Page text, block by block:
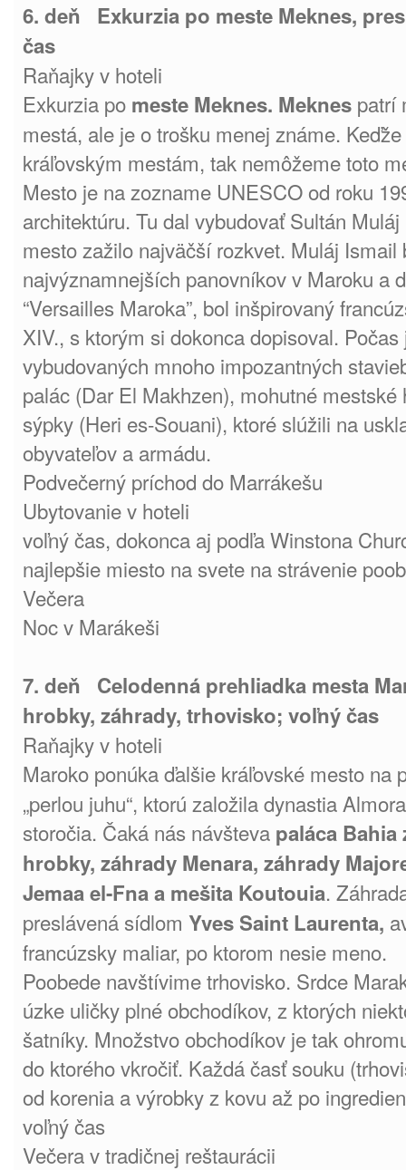
6. deň Exkurzia po meste Meknes,
čas
Raňajky v hoteli
Exkurzia po meste Meknes. Meknes patrí
mestá, ale je o trošku menej známe.
kráľovským mestám, tak nemôžeme toto
Mesto je na zozname UNESCO od roku
architektúru. Tu dal vybudovať Sultán
mesto zažilo najväčší rozkvet. Muláj Ismail
najvýznamnejších panovníkov v Maroku a
“Versailles Maroka”, bol inšpirovaný
XIV., s ktorým si dokonca dopisoval.
vybudovaných mnoho impozantných
palác (Dar El Makhzen), mohutné
sýpky (Heri es-Souani), ktoré slúžili na
obyvateľov a armádu.
Podvečerný príchod do Marrákešu
Ubytovanie v hoteli
voľný čas, dokonca aj podľa Winstona
najlepšie miesto na svete na strávenie
Večera
Noc v Marákeši
7. deň Celodenná prehliadka mesta
hrobky, záhrady, trhovisko; voľný čas
Raňajky v hoteli
Maroko ponúka ďalšie kráľovské mesto na
„perlou juhu“, ktorú založila dynastia
storočia. Čaká nás návšteva paláca Bahia
hrobky, záhrady Menara, záhrady
Jemaa el-Fna a mešita Koutouia.
preslávená sídlom Yves Saint Laurenta,
francúzsky maliar, po ktorom nesie meno.
Poobede navštívime trhovisko. Srdce
úzke uličky plné obchodíkov, z ktorých
šatníky. Množstvo obchodíkov je tak
do ktorého vkročiť. Každá časť souku
od korenia a výrobky z kovu až po
voľný čas
Večera v tradičnej reštaurácii